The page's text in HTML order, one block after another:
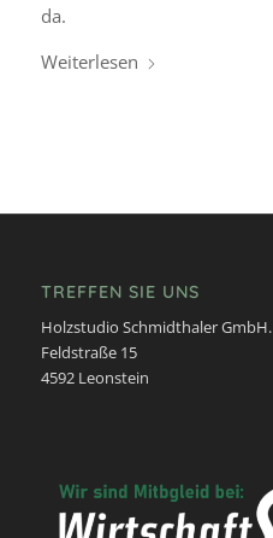
da.
Weiterlesen
TREFFEN SIE UNS
Holzstudio Schmidthaler GmbH.
Feldstraße 15
4592 Leonstein